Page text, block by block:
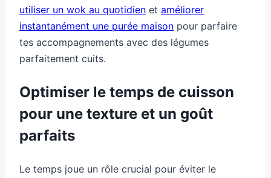
utiliser un wok au quotidien et améliorer
instantanément une purée maison pour parfaire
tes accompagnements avec des légumes
parfaitement cuits.
Optimiser le temps de cuisson
pour une texture et un goût
parfaits
Le temps joue un rôle crucial pour éviter le